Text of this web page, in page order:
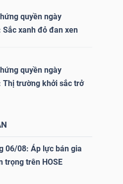
quyền ngày
xanh đỏ đan xen
quyền ngày
trường khởi sắc trở
06/08: Áp lực bán gia
trọng trên HOSE